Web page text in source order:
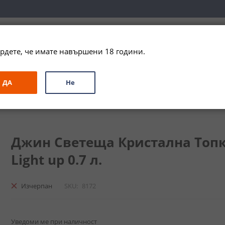
ЗА ПОДАРЪК ПРОМО СПЕЦИАЛНИ ПРЕДЛОЖЕНИЯ
Топка / Crystal Ball Botanical Gin Light up
Джин Светеща Кристална
Light up 0.7 л.
Изчерпан SKU 8172
Уведоми ме при наличност
че имате навършени 18 години.
ДА Не